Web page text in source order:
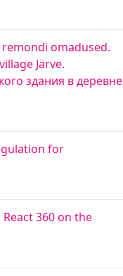
omadused.
Järve.
здания в деревне
for
360 on the